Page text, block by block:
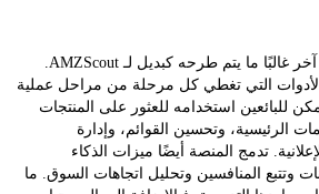
هيليوم 10 هو اسم رئيسي آخر غالبًا ما يتم طرحه كبديل لـ AMZScout.
تغطي كل مرحلة من مراحل عملية
استخدامه للعثور على المنتجات
وتحسين القوائم، وإدارة
المنصة أيضًا ميزات الذكاء
المنافسين وتحليل اتجاهات السوق. ما